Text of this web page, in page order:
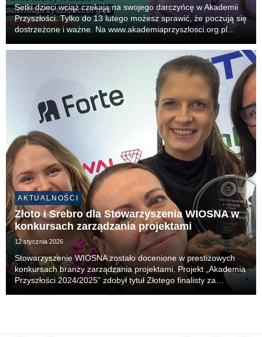
Setki dzieci wciąż czekają na swojego darczyńcę w Akademii
Przyszłości. Tylko do 13 lutego możesz sprawić, że poczują się
dostrzeżone i ważne. Na www.akademiaprzyszlosci.org.pl
zdecyduj, komu pomóc. Wybiera...
AKTUALNOŚCI
Złoto i Srebro dla Stowarzyszenia WIOSNA w
konkursach zarządzania projektami
12 stycznia 2026
Stowarzyszenie WIOSNA zostało docenione w prestiżowych
konkursach branży zarządzania projektami. Projekt „Akademia
Przyszłości 2024/2025” zdobył tytuł Złotego finalisty za